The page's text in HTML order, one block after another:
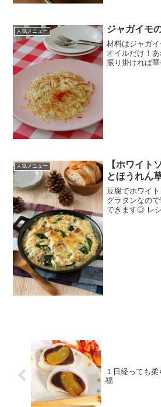
人気メニュー ジャガイモ
材料はジャガ
オイルだけ！
振り掛ければ華
人気メニュー
【ホワイト
とほうれん
豆腐でホワイ
グラタンなの
できます◎ レ
１日経っても
福